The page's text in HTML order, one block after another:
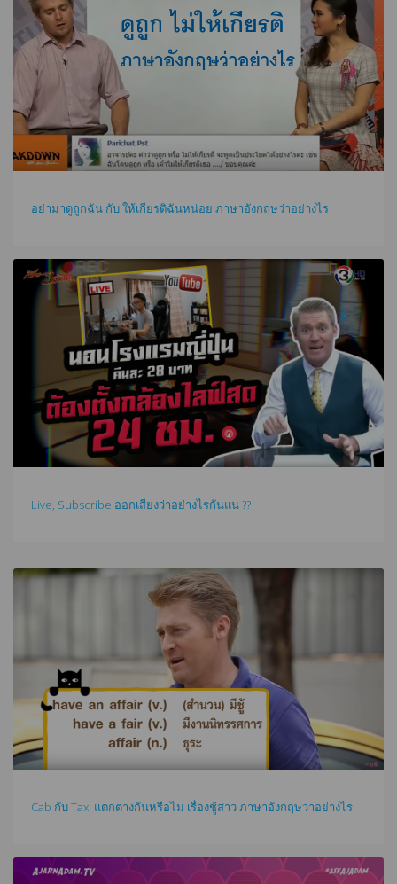
อย่ามาดูถูกฉัน กับ ให้เกียรติฉันหน่อย ภาษาอังกฤษว่าอย่างไร
Live, Subscribe ออกเสียงว่าอย่างไรกันแน่ ??
Cab กับ Taxi แตกต่างกันหรือไม่ เรื่องชู้สาว ภาษาอังกฤษว่าอย่างไร